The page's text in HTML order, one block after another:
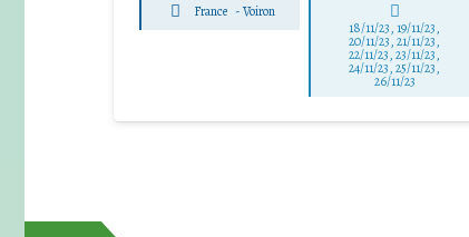
France -Voiron
18/11/23, 19/11/23,
20/11/23, 21/11/23,
22/11/23, 23/11/23,
24/11/23, 25/11/23,
26/11/23